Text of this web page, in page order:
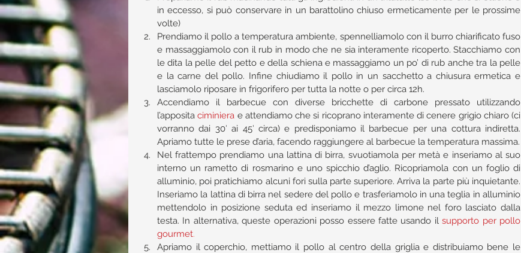
in eccesso, si può conservare in un barattolino chiuso ermeticamente per le prossime
volte)
Prendiamo il pollo a temperatura ambiente, spennelliamolo con il burro chiarificato fuso
e massaggiamolo con il rub in modo che ne sia interamente ricoperto. Stacchiamo con
le dita la pelle del petto e della schiena e massaggiamo un po’ di rub anche tra la pelle
e la carne del pollo. Infine chiudiamo il pollo in un sacchetto a chiusura ermetica e
lasciamolo riposare in frigorifero per tutta la notte o per circa 12h.
Accendiamo il barbecue con diverse bricchette di carbone pressato utilizzando
l’apposita ciminiera e attendiamo che si ricoprano interamente di cenere grigio chiaro (ci
vorranno dai 30′ ai 45′ circa) e predisponiamo il barbecue per una cottura indiretta.
Nel frattempo prendiamo una lattina di birra, svuotiamola per metà e inseriamo al suo
interno un rametto di rosmarino e uno spicchio d’aglio. Ricopriamola con un foglio di
alluminio, poi pratichiamo alcuni fori sulla parte superiore. Arriva la parte più inquietante.
Inseriamo la lattina di birra nel sedere del pollo e trasferiamolo in una teglia in alluminio
mettendolo in posizione seduta ed inseriamo il mezzo limone nel foro lasciato dalla
testa. In alternativa, queste operazioni posso essere fatte usando il supporto per pollo
gourmet.
Apriamo il coperchio, mettiamo il pollo al centro della griglia e distribuiamo bene le